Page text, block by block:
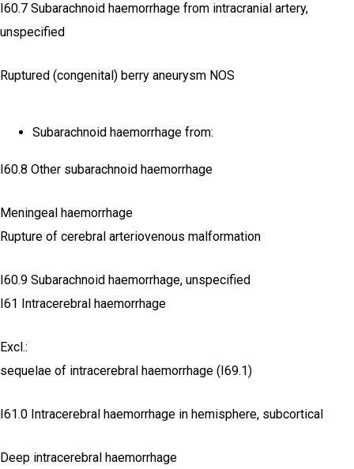
I60.7 Subarachnoid haemorrhage from intracranial artery,
unspecified
Ruptured (congenital) berry aneurysm NOS
Subarachnoid haemorrhage from:
I60.8 Other subarachnoid haemorrhage
Meningeal haemorrhage
Rupture of cerebral arteriovenous malformation
I60.9 Subarachnoid haemorrhage, unspecified
I61 Intracerebral haemorrhage
Excl.:
sequelae of intracerebral haemorrhage (I69.1)
I61.0 Intracerebral haemorrhage in hemisphere, subcortical
Deep intracerebral haemorrhage